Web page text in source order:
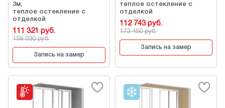
3м,
теплое остекление с
отделкой
111 321 руб.
159 030 руб.
Запись на замер
теплое остекление с
отделкой
112 743 руб.
173 450 руб.
Запись на замер